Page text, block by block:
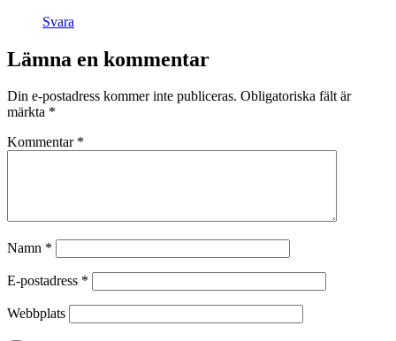
Svara
Lämna en kommentar
Din e-postadress kommer inte publiceras. Obligatoriska fält är
märkta *
Kommentar *
Namn *
E-postadress *
Webbplats